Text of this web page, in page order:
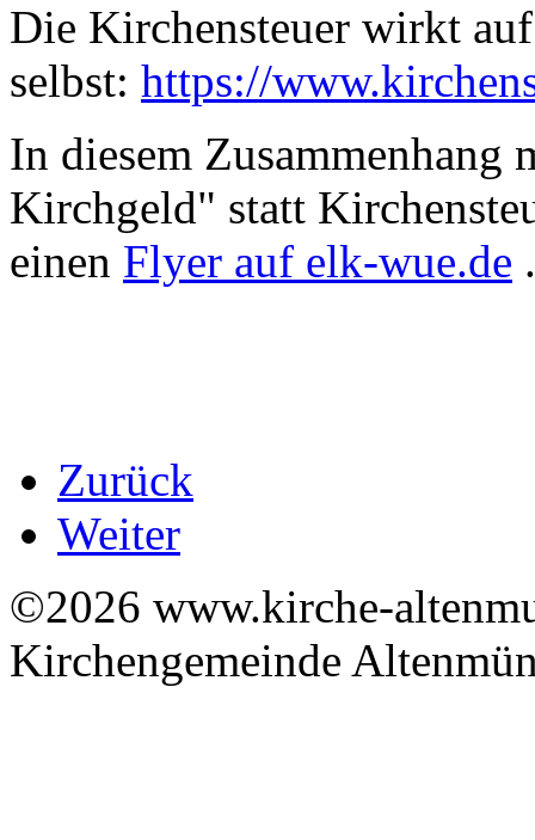
Die Kirchensteuer wirkt
selbst: https://
In diesem Zusammenhang
Kirchgeld" statt
einen Flyer auf elk-wue.de .
Zurück
Weiter
©2026 www.kirche-
Kirchengemeinde